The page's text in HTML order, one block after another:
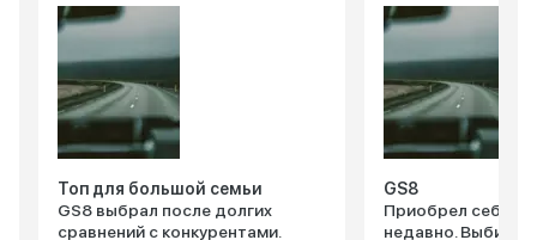
Топ для большой семьи
GS8 выбрал после долгих
сравнений с конкурентами.
GS8
Приобрел себе
недавно.